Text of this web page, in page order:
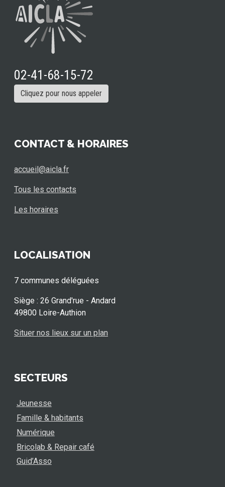
02-41-68-15-72
Cliquez pour nous appeler
CONTACT & HORAIRES
accueil@aicla.fr
Tous les contacts
Les horaires
LOCALISATION
7 communes déléguées
Siège : 26 Grand'rue - Andard
49800 Loire-Authion
Situer nos lieux sur un plan
SECTEURS
Jeunesse
Famille & habitants
Numérique
Bricolab & Repair café
Guid’Asso